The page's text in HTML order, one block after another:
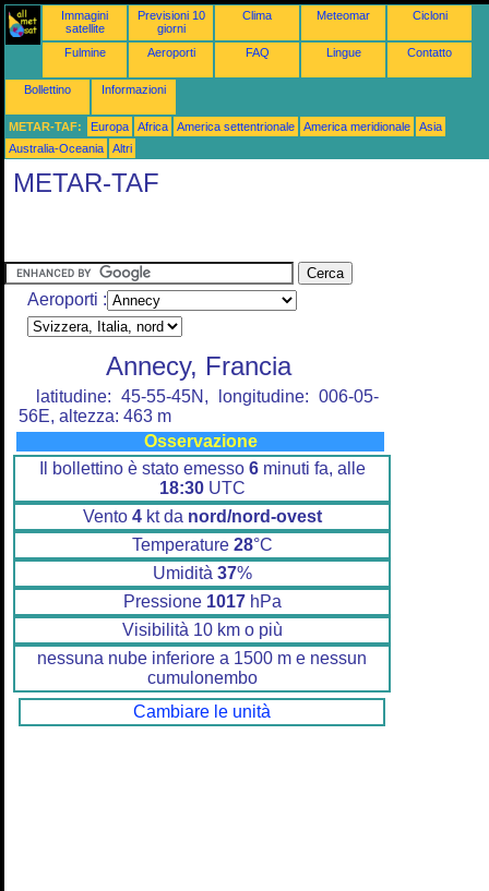
Immagini
satellite
Previsioni 10
giorni
Clima Meteomar Cicloni
Fulmine Aeroporti FAQ Lingue Contatto
Bollettino Informazioni
METAR-TAF: Europa Africa America settentrionale America meridionale
Asia
Australia-Oceania
Altri
METAR-TAF
Aeroporti :
Annecy, Francia
latitudine: 45-55-45N, longitudine: 006-05-
56E, altezza: 463 m
Osservazione
Il bollettino è stato emesso 6minuti fa, alle
18:30UTC
Vento 4kt da nord/nord-ovest
Temperature 28°C
Umidità 37%
Pressione 1017hPa
Visibilità 10 km o più
nessuna nube inferiore a 1500 m e nessun
cumulonembo
Cambiare le unità